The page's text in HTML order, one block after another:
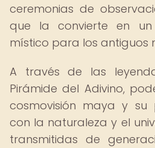
ceremonias de
que la convierte en
místico para los antiguos
A través de las
Pirámide del Adivino,
cosmovisión maya y su
con la naturaleza y el
transmitidas de